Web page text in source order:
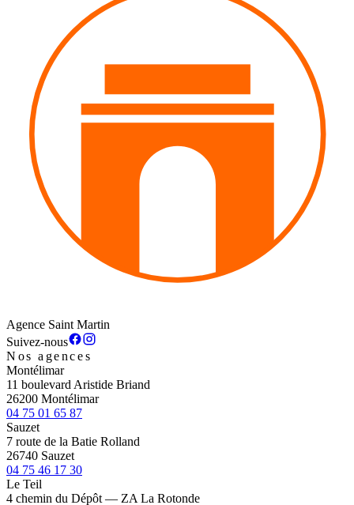
Agence Saint Martin
Suivez-nous
Nos agences
Montélimar
11 boulevard Aristide Briand
26200 Montélimar
04 75 01 65 87
Sauzet
7 route de la Batie Rolland
26740 Sauzet
04 75 46 17 30
Le Teil
4 chemin du Dépôt — ZA La Rotonde